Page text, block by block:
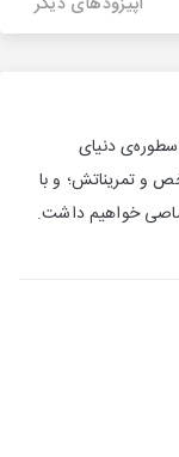
دنیای
و تمریناتش؛ و با
خواهیم داشت.